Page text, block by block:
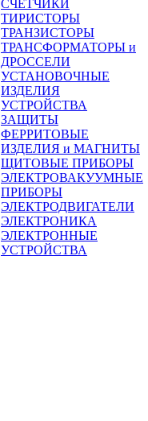
СЧЕТЧИКИ
ТИРИСТОРЫ
ТРАНЗИСТОРЫ
ТРАНСФОРМАТОРЫ и
ДРОССЕЛИ
УСТАНОВОЧНЫЕ
ИЗДЕЛИЯ
УСТРОЙСТВА
ЗАЩИТЫ
ФЕРРИТОВЫЕ
ИЗДЕЛИЯ и МАГНИТЫ
ЩИТОВЫЕ ПРИБОРЫ
ЭЛЕКТРОВАКУУМНЫЕ
ПРИБОРЫ
ЭЛЕКТРОДВИГАТЕЛИ
ЭЛЕКТРОНИКА
ЭЛЕКТРОННЫЕ
УСТРОЙСТВА